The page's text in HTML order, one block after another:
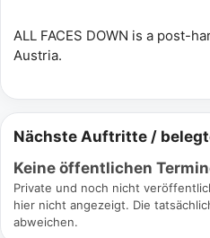
ALL FACES DOWN is a post-
Austria.
Nächste Auftritte /
Keine öffentlichen
Private und noch nicht
hier nicht angezeigt. Die
abweichen.